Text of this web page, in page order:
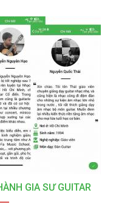
GIA SƯ GUITAR